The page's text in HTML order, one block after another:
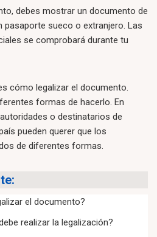
debes mostrar un documento de
pasaporte sueco o extranjero. Las
se comprobará durante tu
cómo legalizar el documento.
formas de hacerlo. En
o destinatarios de
pueden querer que los
de diferentes formas.
el documento?
realizar la legalización?